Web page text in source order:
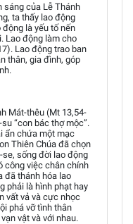
sáng của Lễ Thánh
ta thấy lao động
là yếu tố nến
Lao động làm cho
Lao động trao ban
thân, gia đình, góp
Mát-thêu (Mt 13,54-
“con bác thợ mộc”.
ẩn chứa một mạc
Thiên Chúa đã chọn
se, sống đời lao động
công việc chân chính
đã thánh hóa lao
phải là hình phạt hay
vất vả và cực nhọc
phá vỡ tình thân
vật và với nhau.